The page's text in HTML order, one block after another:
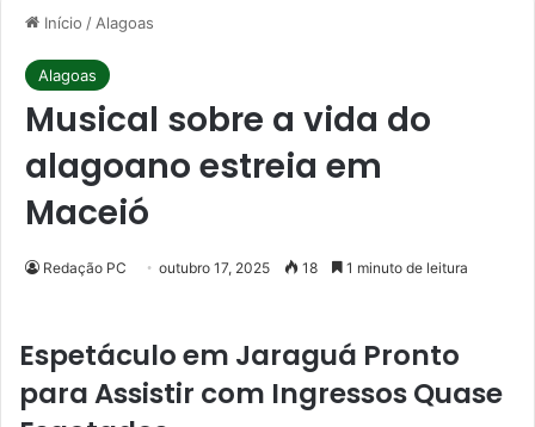
Início / Alagoas
Alagoas
Musical sobre a vida do
alagoano estreia em
Maceió
Redação PC outubro 17, 2025 18 1 minuto de leitura
Espetáculo em Jaraguá Pronto
para Assistir com Ingressos Quase